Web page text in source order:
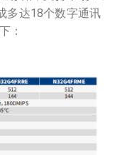
多达18个数字通讯
：